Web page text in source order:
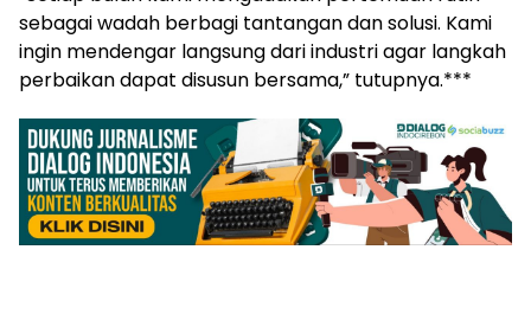
sebagai wadah berbagi tantangan dan solusi. Kami
ingin mendengar langsung dari industri agar langkah
perbaikan dapat disusun bersama,” tutupnya.***